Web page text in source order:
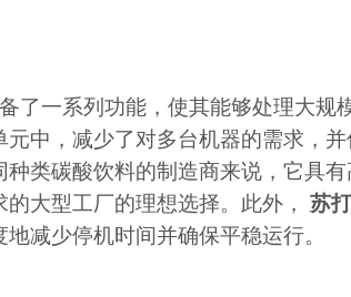
了一系列功能，使其能够处理大规
中，减少了对多台机器的需求，
类碳酸饮料的制造商来说，它具
大型工厂的理想选择。此外， 苏
减少停机时间并确保平稳运行。